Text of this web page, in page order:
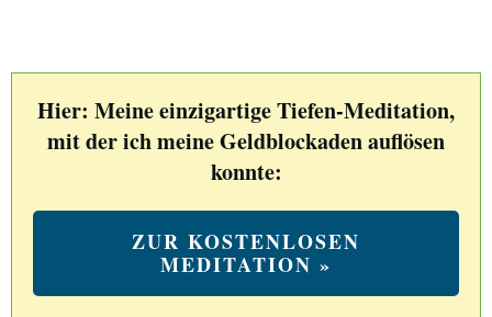
Hier: Meine einzigartige Tiefen-Meditation,
mit der ich meine Geldblockaden auflösen
konnte:
ZUR KOSTENLOSEN
MEDITATION »